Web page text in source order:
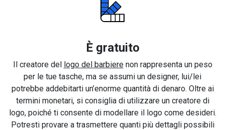
È gratuito
Il creatore del logo del barbierenon rappresenta un peso
per le tue tasche, ma se assumi un designer, lui/lei
potrebbe addebitarti un’enorme quantità di denaro. Oltre ai
termini monetari, si consiglia di utilizzare un creatore di
logo, poiché ti consente di modellare il logo come desideri.
Potresti provare a trasmettere quanti più dettagli possibili